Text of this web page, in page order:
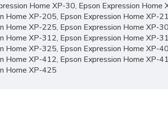
Home XP-30, Epson Expression
Home XP-205, Epson Expression Home XP-
Home XP-225, Epson Expression Home XP-
Home XP-312, Epson Expression Home XP-
Home XP-325, Epson Expression Home XP-
Home XP-412, Epson Expression Home XP-
Home XP-425